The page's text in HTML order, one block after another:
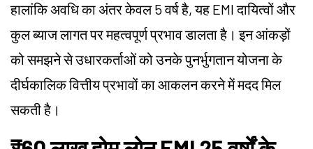
हालांकि अवधि का अंतर केवल 5 वर्ष है, यह EMI दायित्वों और
कुल ब्याज लागत पर महत्वपूर्ण प्रभाव डालता है। इन आंकड़ों
को समझने से उधारकर्ताओं को उनके पुनर्भुगतान योजना के
दीर्घकालिक वित्तीय प्रभावों का आकलन करने में मदद मिल
सकती है।